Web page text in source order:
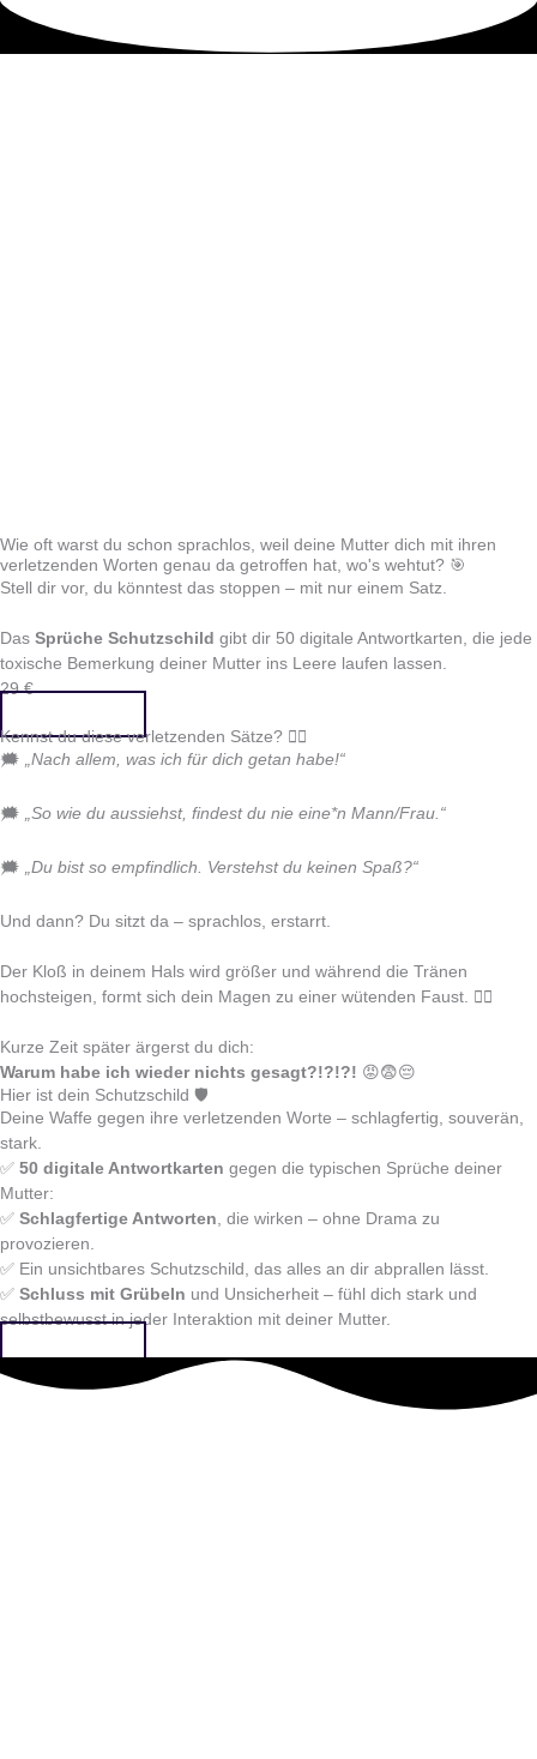
Wie oft warst du schon sprachlos, weil deine Mutter dich mit ihren
verletzenden Worten genau da getroffen hat, wo's wehtut? 🎯
Stell dir vor, du könntest das stoppen – mit nur einem Satz.
Das Sprüche Schutzschild gibt dir 50 digitale Antwortkarten, die jede
toxische Bemerkung deiner Mutter ins Leere laufen lassen.
29 €
Kennst du diese verletzenden Sätze? 👇🏻
🗯️
„Nach allem, was ich für dich getan habe!“
🗯️ „So wie du aussiehst, findest du nie eine*n Mann/Frau.“
🗯️ „Du bist so empfindlich. Verstehst du keinen Spaß?“
Und dann? Du sitzt da – sprachlos, erstarrt.
Der Kloß in deinem Hals wird größer und während die Tränen
hochsteigen, formt sich dein Magen zu einer wütenden Faust. ✊🏻
Kurze Zeit später ärgerst du dich:
Warum habe ich wieder nichts gesagt?!?!?! 😡😨😔
Hier ist dein Schutzschild 🛡️
Deine Waffe gegen ihre verletzenden Worte – schlagfertig, souverän,
stark.
✅ 50 digitale Antwortkarten gegen die typischen Sprüche deiner
Mutter:
✅ Schlagfertige Antworten , die wirken – ohne Drama zu
provozieren.
✅ Ein unsichtbares Schutzschild, das alles an dir abprallen lässt.
✅ Schluss mit Grübeln und Unsicherheit – fühl dich stark und
selbstbewusst in jeder Interaktion mit deiner Mutter.